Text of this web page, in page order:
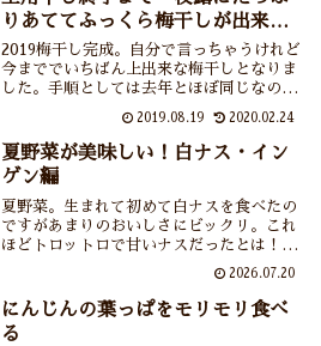
ドをご紹介。
りあててふっくら梅干しが出来上
がりました
2019梅干し完成。自分で言っちゃうけれど
今まででいちばん上出来な梅干しとなりま
した。手順としては去年とほぼ同じなので
様です。梅干しが出来上がるともう私の夏
も終わり・・・はぁ～早く涼しい秋や寒い
寒い冬にならないかなぁ。
2019.08.19 2020.02.24
夏野菜が美味しい！白ナス・イン
ゲン編
夏野菜。生まれて初めて白ナスを食べたの
ですがあまりのおいしさにビックリ。これ
ほどトロットロで甘いナスだったとは！何
十年も食べずに来てしまったよ……残念。
そしてもうひとつはいまひとつ地味なイン
ゲン。地味ながらおいしいインゲン。旬の
あいだに何百本食べれるかな？
2026.07.20
にんじんの葉っぱをモリモリ食べ
る